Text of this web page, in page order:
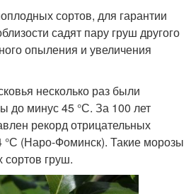
сортов, для гарантии
садят пару груш другого
опыления и увеличения
несколько раз были
до минус 45 °С. За 100 лет
рекорд отрицательных
°С (Наро-Фоминск). Такие морозы
сортов груш.